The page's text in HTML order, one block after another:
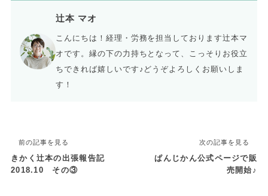
辻本 マオ
こんにちは！経理・労務を担当しております辻本マ
オです。縁の下の力持ちとなって、こっそりお役立
ちできれば嬉しいです♪どうぞよろしくお願いしま
す！
前の記事を見る
きかく辻本の出張報告記
2018.10 その③
次の記事を見る
ぱんじかん公式ページで販
売開始♪